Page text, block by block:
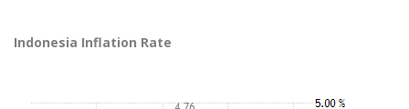
Indonesia Inflation Rate